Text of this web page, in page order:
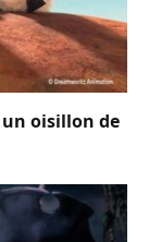
oisillon de